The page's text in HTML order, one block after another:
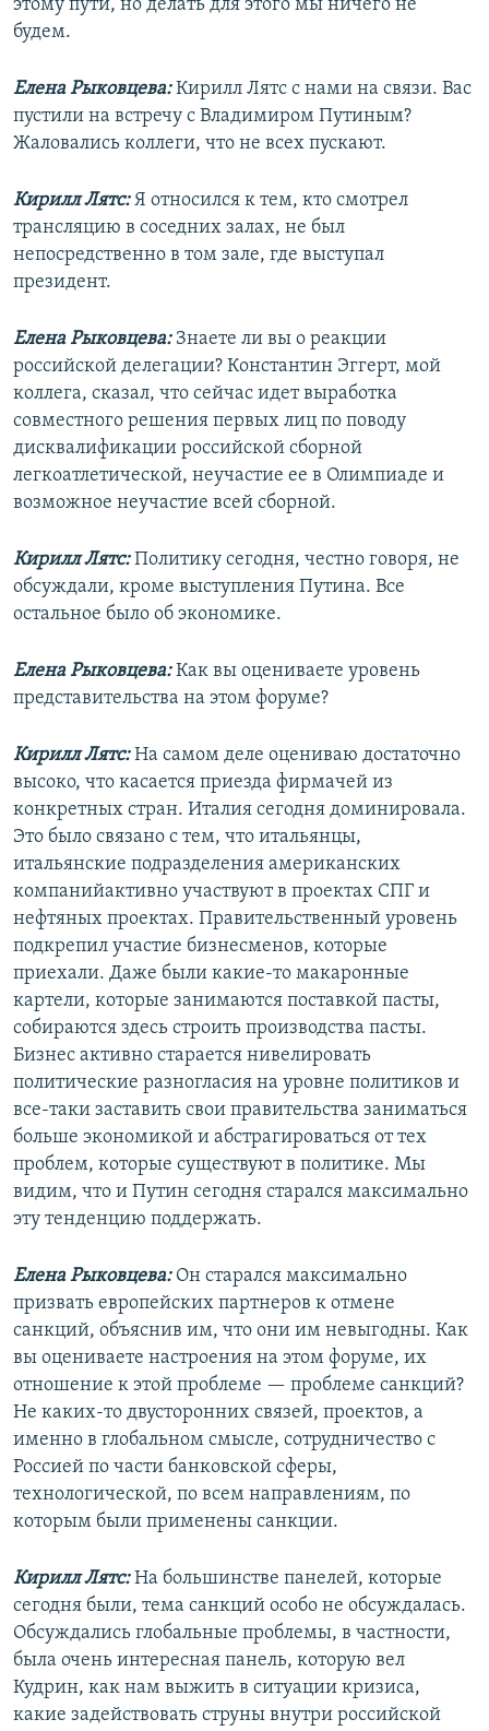
этому пути, но делать для этого мы ничего не
будем.
Елена Рыковцева:Кирилл Лятс с нами на связи. Вас
пустили на встречу с Владимиром Путиным?
Жаловались коллеги, что не всех пускают.
Кирилл Лятс:Я относился к тем, кто смотрел
трансляцию в соседних залах, не был
непосредственно в том зале, где выступал
президент.
Елена Рыковцева:Знаете ли вы о реакции
российской делегации? Константин Эггерт, мой
коллега, сказал, что сейчас идет выработка
совместного решения первых лиц по поводу
дисквалификации российской сборной
легкоатлетической, неучастие ее в Олимпиаде и
возможное неучастие всей сборной.
Кирилл Лятс:Политику сегодня, честно говоря, не
обсуждали, кроме выступления Путина. Все
остальное было об экономике.
Елена Рыковцева:Как вы оцениваете уровень
представительства на этом форуме?
Кирилл Лятс:На самом деле оцениваю достаточно
высоко, что касается приезда фирмачей из
конкретных стран. Италия сегодня доминировала.
Это было связано с тем, что итальянцы,
итальянские подразделения американских
компанийактивно участвуют в проектах СПГ и
нефтяных проектах. Правительственный уровень
подкрепил участие бизнесменов, которые
приехали. Даже были какие-то макаронные
картели, которые занимаются поставкой пасты,
собираются здесь строить производства пасты.
Бизнес активно старается нивелировать
политические разногласия на уровне политиков и
все-таки заставить свои правительства заниматься
больше экономикой и абстрагироваться от тех
проблем, которые существуют в политике. Мы
видим, что и Путин сегодня старался максимально
эту тенденцию поддержать.
Елена Рыковцева: Он старался максимально
призвать европейских партнеров к отмене
санкций, объяснив им, что они им невыгодны. Как
вы оцениваете настроения на этом форуме, их
отношение к этой проблеме — проблеме санкций?
Не каких-то двусторонних связей, проектов, а
именно в глобальном смысле, сотрудничество с
Россией по части банковской сферы,
технологической, по всем направлениям, по
которым были применены санкции.
Кирилл Лятс:На большинстве панелей, которые
сегодня были, тема санкций особо не обсуждалась.
Обсуждались глобальные проблемы, в частности,
была очень интересная панель, которую вел
Кудрин, как нам выжить в ситуации кризиса,
какие задействовать струны внутри российской